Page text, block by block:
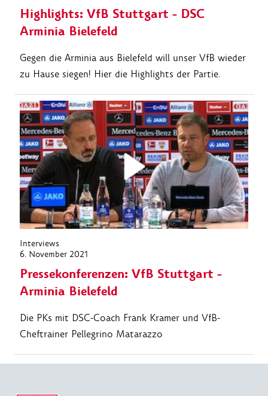
Highlights: VfB Stuttgart - DSC
Arminia Bielefeld
Gegen die Arminia aus Bielefeld will unser VfB wieder
zu Hause siegen! Hier die Highlights der Partie.
Interviews
6. November 2021
Pressekonferenzen: VfB Stuttgart -
Arminia Bielefeld
Die PKs mit DSC-Coach Frank Kramer und VfB-
Cheftrainer Pellegrino Matarazzo